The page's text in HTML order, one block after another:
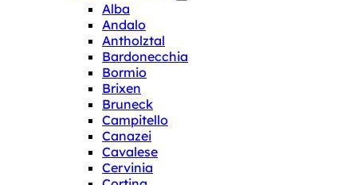
Alba
Andalo
Antholztal
Bardonecchia
Bormio
Brixen
Bruneck
Campitello
Canazei
Cavalese
Cervinia